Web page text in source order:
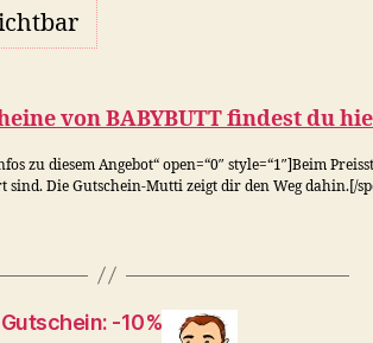
vonBABYBUTTfindest du
zu diesem Angebot“ open=“0″ style=“1″]Beim
sind. Die Gutschein-Mutti zeigt dir den Weg dahin.[/
-10%